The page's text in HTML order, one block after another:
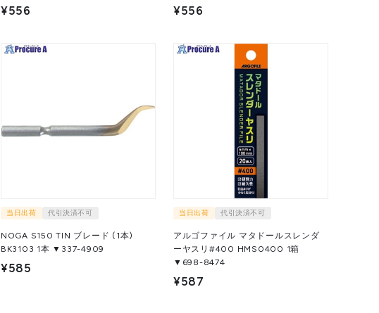
¥556 ¥556
当日出荷 代引決済不可
NOGA S150 TIN ブレード (1本)
BK3103 1本 ▼337-4909
¥585
当日出荷 代引決済不可
アルゴファイル マタドールスレンダ
ーヤスリ#400 HMS0400 1箱
▼698-8474
¥587